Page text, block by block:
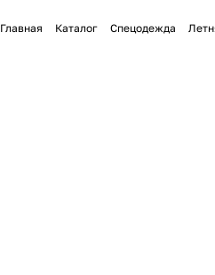
Главная Каталог Спецодежда